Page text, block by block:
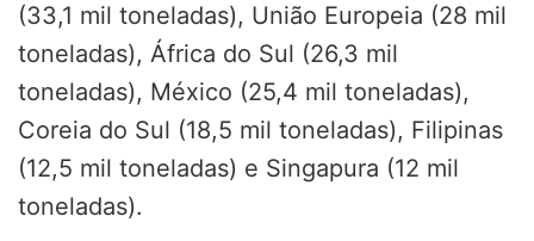
(33,1 mil toneladas), União Europeia (28 mil
toneladas), África do Sul (26,3 mil
toneladas), México (25,4 mil toneladas),
Coreia do Sul (18,5 mil toneladas), Filipinas
(12,5 mil toneladas) e Singapura (12 mil
toneladas).